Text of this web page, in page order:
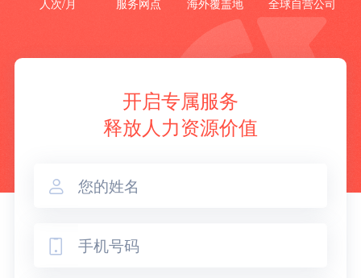
人次/月 服务网点 海外覆盖地 全球自营公司
开启专属服务
释放人力资源价值

